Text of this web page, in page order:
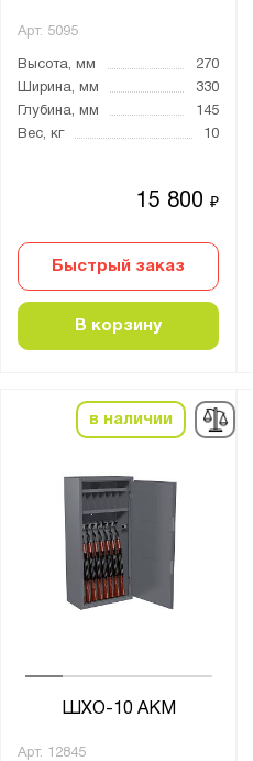
Арт. 5095
Высота, мм
270
Ширина, мм
330
Глубина, мм
145
Вес, кг
10
15 800₽
Быстрый заказ
В корзину
в наличии
ШХО-10 АКМ
Арт. 12845
TS
VEGA
Арсенал
Беркут
ВК
ВШ
Гарант Евро
Заслон
Ирбис
КЗ
КМ
МБ